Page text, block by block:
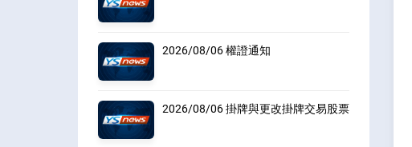
2026/08/06 權證通知
2026/08/06 掛牌與更改掛牌交易股票